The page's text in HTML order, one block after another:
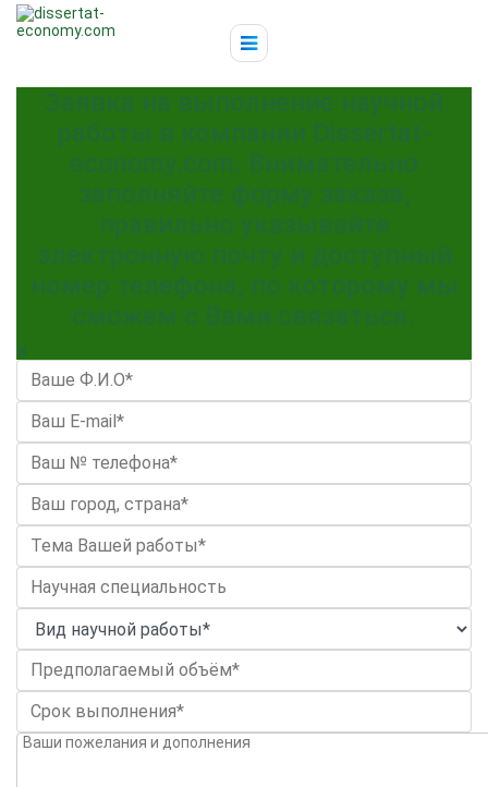
Заявка на выполнение научной
работы в компании Dissertat-
economy.com. Внимательно
заполняйте форму заказа,
правильно указывайте
электронную почту и доступный
номер телефона, по которому мы
сможем с Вами связаться.